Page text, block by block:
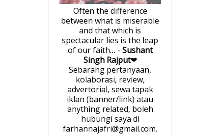
Often the difference
between what is miserable
and that which is
spectacular lies is the leap
of our faith… - Sushant
Singh Rajput❤
Sebarang pertanyaan,
kolaborasi, review,
advertorial, sewa tapak
iklan (banner/link) atau
anything related, boleh
hubungi saya di
farhannajafri@gmail.com.